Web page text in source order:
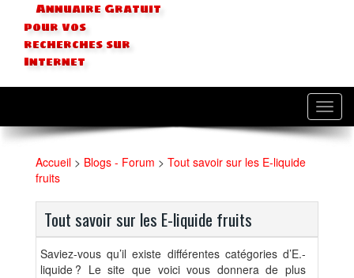
Annuaire Gratuit
pour vos
recherches sur
Internet
Accueil > Blogs - Forum > Tout savoir sur les E-liquide
fruits
Tout savoir sur les E-liquide fruits
Saviez-vous qu’il existe différentes catégories d’E.-
liquide ? Le site que voici vous donnera de plus